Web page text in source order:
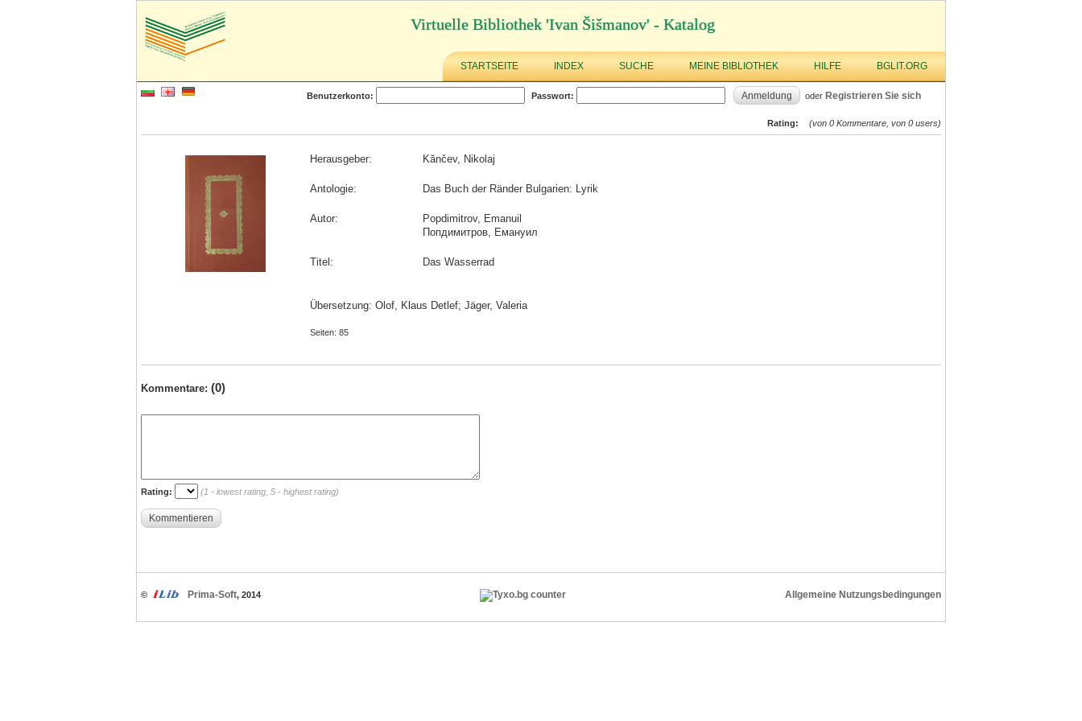
Virtuelle Bibliothek 'Ivan Šišmanov' - Katalog
STARTSEITE INDEX SUCHE MEINE BIBLIOTHEK HILFE BGLIT.ORG
Benutzerkonto: Passwort: Anmeldung oder Registrieren Sie sich
Rating: (von 0 Kommentare, von 0 users)
Herausgeber: Kănčev, Nikolaj
Antologie: Das Buch der Ränder Bulgarien: Lyrik
Autor:
Popdimitrov, Emanuil
Попдимитров, Емануил
Titel: Das Wasserrad
Übersetzung: Olof, Klaus Detlef; Jäger, Valeria
Seiten: 85
Kommentare: (0)
Rating: (1 - lowest rating, 5 - highest rating)
Kommentieren
© Prima-Soft, 2014 Allgemeine Nutzungsbedingungen